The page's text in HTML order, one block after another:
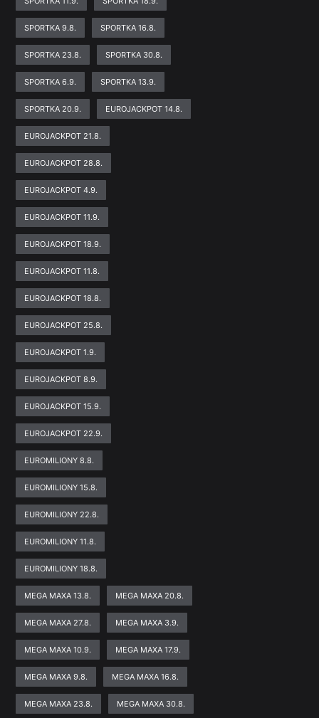
SPORTKA 9.8. SPORTKA 16.8.
SPORTKA 23.8. SPORTKA 30.8.
SPORTKA 6.9. SPORTKA 13.9.
SPORTKA 20.9. EUROJACKPOT 14.8.
EUROJACKPOT 21.8.
EUROJACKPOT 28.8.
EUROJACKPOT 4.9.
EUROJACKPOT 11.9.
EUROJACKPOT 18.9.
EUROJACKPOT 11.8.
EUROJACKPOT 18.8.
EUROJACKPOT 25.8.
EUROJACKPOT 1.9.
EUROJACKPOT 8.9.
EUROJACKPOT 15.9.
EUROJACKPOT 22.9.
EUROMILIONY 8.8.
EUROMILIONY 15.8.
EUROMILIONY 22.8.
EUROMILIONY 11.8.
EUROMILIONY 18.8.
MEGA MAXA 13.8. MEGA MAXA 20.8.
MEGA MAXA 27.8. MEGA MAXA 3.9.
MEGA MAXA 10.9. MEGA MAXA 17.9.
MEGA MAXA 9.8. MEGA MAXA 16.8.
MEGA MAXA 23.8. MEGA MAXA 30.8.